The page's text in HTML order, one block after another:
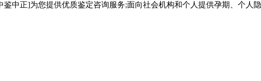
中正]为您提供优质鉴定咨询服务;面向社会机构和个人提供孕期、个人